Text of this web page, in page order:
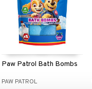
Paw Patrol Bath Bombs
PAW PATROL